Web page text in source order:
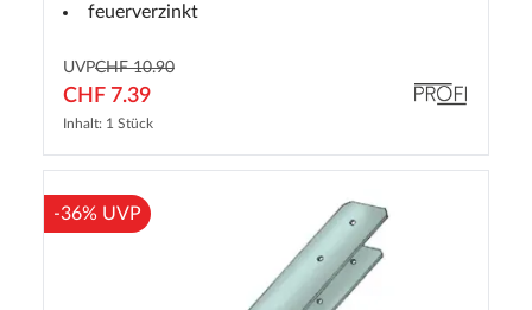
feuerverzinkt
UVPCHF 10.90
CHF 7.39
Inhalt: 1 Stück
-36% UVP